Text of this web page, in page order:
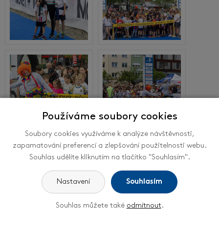
Používáme soubory cookies
Soubory cookies využíváme k analýze návštěvnosti,
zapamatování preferencí a zlepšování použitelnosti webu.
Souhlas udělíte kliknutím na tlačítko "Souhlasím".
Nastavení Souhlasím
Souhlas můžete také odmítnout.